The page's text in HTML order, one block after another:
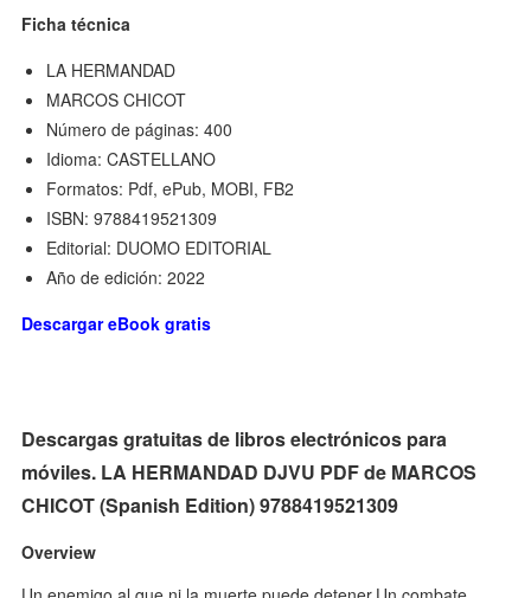
Ficha técnica
LA HERMANDAD
MARCOS CHICOT
Número de páginas: 400
Idioma: CASTELLANO
Formatos: Pdf, ePub, MOBI, FB2
ISBN: 9788419521309
Editorial: DUOMO EDITORIAL
Año de edición: 2022
Descargar eBook gratis
Descargas gratuitas de libros electrónicos para
móviles. LA HERMANDAD DJVU PDF de MARCOS
CHICOT (Spanish Edition) 9788419521309
Overview